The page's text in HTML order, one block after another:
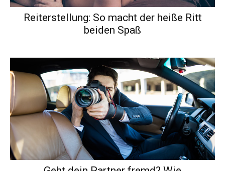
Reiterstellung: So macht der heiße Ritt
beiden Spaß